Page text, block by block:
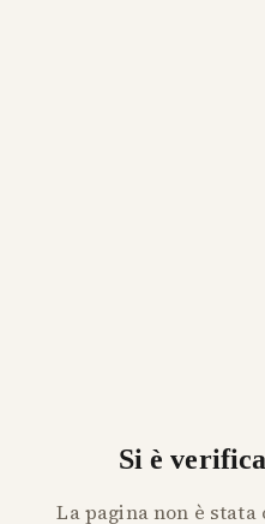
Si è
La pagina non è